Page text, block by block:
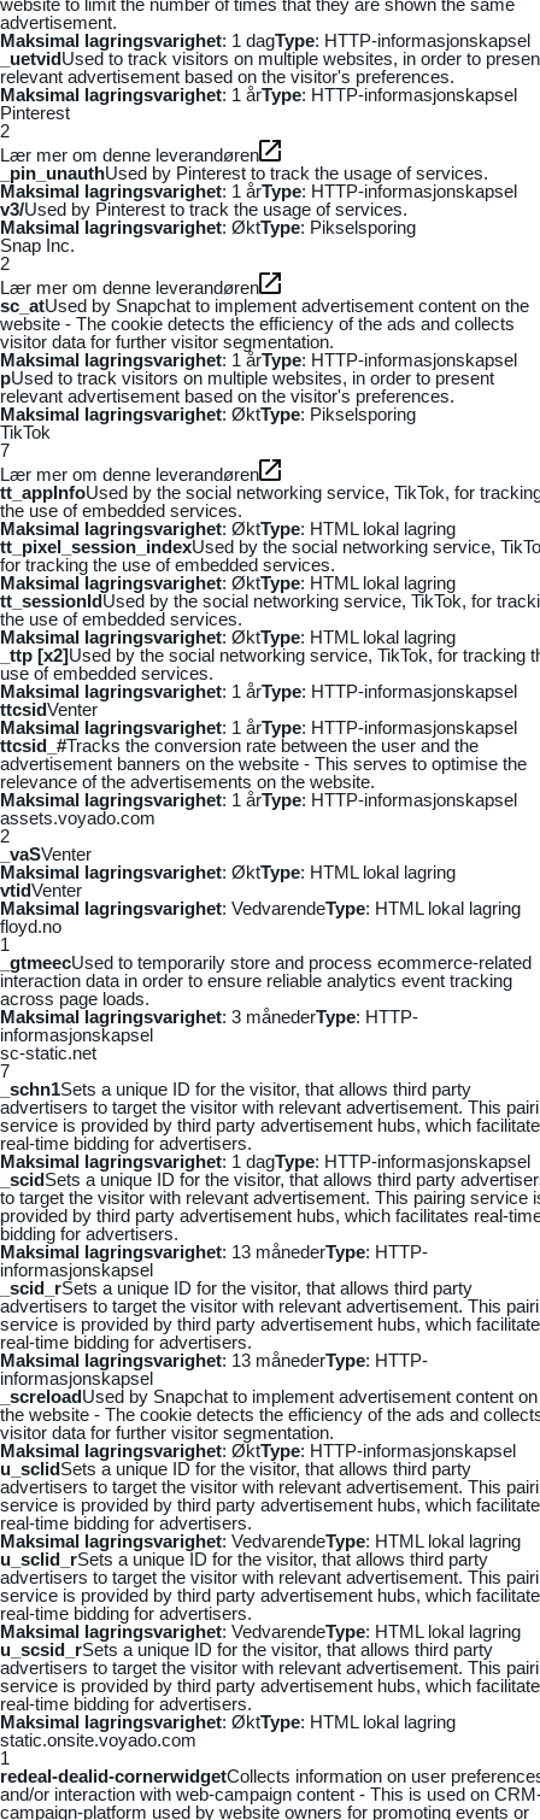
advertisement.
Maksimal lagringsvarighet: 1 dagType: HTTP-informasjonskapsel
_uetvidUsed to track visitors on multiple websites, in order to
relevant advertisement based on the visitor's preferences.
Maksimal lagringsvarighet: 1 årType: HTTP-informasjonskapsel
Pinterest
2
Lær mer om denne leverandøren
_pin_unauthUsed by Pinterest to track the usage of services.
Maksimal lagringsvarighet: 1 årType: HTTP-informasjonskapsel
v3/Used by Pinterest to track the usage of services.
Maksimal lagringsvarighet: ØktType: Pikselsporing
Snap Inc.
2
Lær mer om denne leverandøren
sc_atUsed by Snapchat to implement advertisement content on the
website - The cookie detects the efficiency of the ads and collects
visitor data for further visitor segmentation.
Maksimal lagringsvarighet: 1 årType: HTTP-informasjonskapsel
pUsed to track visitors on multiple websites, in order to present
relevant advertisement based on the visitor's preferences.
Maksimal lagringsvarighet: ØktType: Pikselsporing
TikTok
7
Lær mer om denne leverandøren
tt_appInfoUsed by the social networking service, TikTok, for
the use of embedded services.
Maksimal lagringsvarighet: ØktType: HTML lokal lagring
tt_pixel_session_indexUsed by the social networking service,
for tracking the use of embedded services.
Maksimal lagringsvarighet: ØktType: HTML lokal lagring
tt_sessionIdUsed by the social networking service, TikTok, for
the use of embedded services.
Maksimal lagringsvarighet: ØktType: HTML lokal lagring
_ttp [x2]Used by the social networking service, TikTok, for tracking
use of embedded services.
Maksimal lagringsvarighet: 1 årType: HTTP-informasjonskapsel
ttcsidVenter
Maksimal lagringsvarighet: 1 årType: HTTP-informasjonskapsel
ttcsid_#Tracks the conversion rate between the user and the
advertisement banners on the website - This serves to optimise the
relevance of the advertisements on the website.
Maksimal lagringsvarighet: 1 årType: HTTP-informasjonskapsel
assets.voyado.com
2
_vaSVenter
Maksimal lagringsvarighet: ØktType: HTML lokal lagring
vtidVenter
Maksimal lagringsvarighet: VedvarendeType: HTML lokal lagring
floyd.no
1
_gtmeecUsed to temporarily store and process ecommerce-related
interaction data in order to ensure reliable analytics event tracking
across page loads.
Maksimal lagringsvarighet: 3 månederType: HTTP-
informasjonskapsel
sc-static.net
7
_schn1Sets a unique ID for the visitor, that allows third party
advertisers to target the visitor with relevant advertisement. This
service is provided by third party advertisement hubs, which
real-time bidding for advertisers.
Maksimal lagringsvarighet: 1 dagType: HTTP-informasjonskapsel
_scidSets a unique ID for the visitor, that allows third party
to target the visitor with relevant advertisement. This pairing service
provided by third party advertisement hubs, which facilitates real-
bidding for advertisers.
Maksimal lagringsvarighet: 13 månederType: HTTP-
informasjonskapsel
_scid_rSets a unique ID for the visitor, that allows third party
advertisers to target the visitor with relevant advertisement. This
service is provided by third party advertisement hubs, which
real-time bidding for advertisers.
Maksimal lagringsvarighet: 13 månederType: HTTP-
informasjonskapsel
_screloadUsed by Snapchat to implement advertisement content on
the website - The cookie detects the efficiency of the ads and
visitor data for further visitor segmentation.
Maksimal lagringsvarighet: ØktType: HTTP-informasjonskapsel
u_sclidSets a unique ID for the visitor, that allows third party
advertisers to target the visitor with relevant advertisement. This
service is provided by third party advertisement hubs, which
real-time bidding for advertisers.
Maksimal lagringsvarighet: VedvarendeType: HTML lokal lagring
u_sclid_rSets a unique ID for the visitor, that allows third party
advertisers to target the visitor with relevant advertisement. This
service is provided by third party advertisement hubs, which
real-time bidding for advertisers.
Maksimal lagringsvarighet: VedvarendeType: HTML lokal lagring
u_scsid_rSets a unique ID for the visitor, that allows third party
advertisers to target the visitor with relevant advertisement. This
service is provided by third party advertisement hubs, which
real-time bidding for advertisers.
Maksimal lagringsvarighet: ØktType: HTML lokal lagring
static.onsite.voyado.com
1
redeal-dealid-cornerwidgetCollects information on user
and/or interaction with web-campaign content - This is used on
campaign-platform used by website owners for promoting events or